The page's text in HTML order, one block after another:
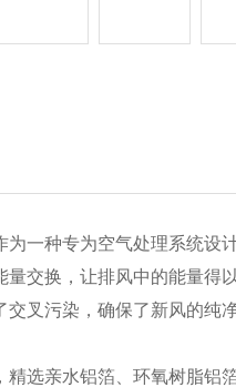
为一种专为空气处理系统设
量交换，让排风中的能量得
叉污染，确保了新风的纯净
精选亲水铝箔、环氧树脂铝